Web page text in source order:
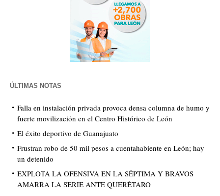
ÚLTIMAS NOTAS
Falla en instalación privada provoca densa columna de humo y
fuerte movilización en el Centro Histórico de León
El éxito deportivo de Guanajuato
Frustran robo de 50 mil pesos a cuentahabiente en León; hay
un detenido
EXPLOTA LA OFENSIVA EN LA SÉPTIMA Y BRAVOS
AMARRA LA SERIE ANTE QUERÉTARO